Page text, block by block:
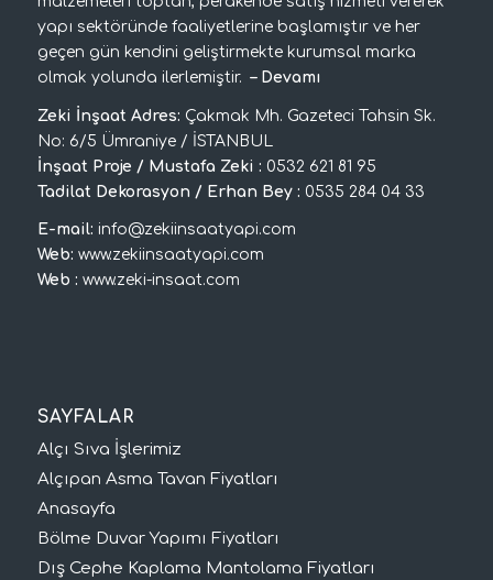
yapı sektöründe faaliyetlerine başlamıştır ve her
geçen gün kendini geliştirmekte kurumsal marka
olmak yolunda ilerlemiştir.– Devamı
Zeki İnşaat Adres: Çakmak Mh. Gazeteci Tahsin Sk.
No: 6/5 Ümraniye / İSTANBUL
İnşaat Proje / Mustafa Zeki : 0532 621 81 95
Tadilat Dekorasyon / Erhan Bey : 0535 284 04 33
E-mail: info@zekiinsaatyapi.com
Web: www.zekiinsaatyapi.com
Web : www.zeki-insaat.com
SAYFALAR
Alçı Sıva İşlerimiz
Alçıpan Asma Tavan Fiyatları
Anasayfa
Bölme Duvar Yapımı Fiyatları
Dış Cephe Kaplama Mantolama Fiyatları